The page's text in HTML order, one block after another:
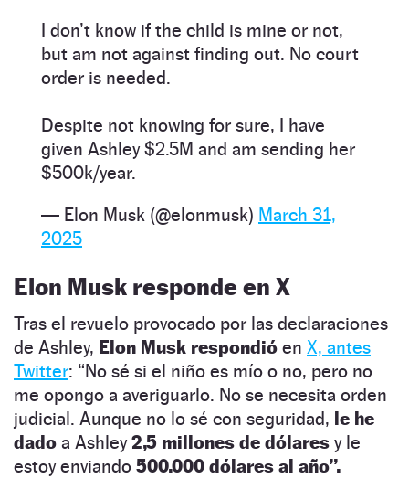
I don’t know if the child is mine or not,
but am not against finding out. No court
order is needed.
Despite not knowing for sure, I have
given Ashley $2.5M and am sending her
$500k/year.
— Elon Musk (@elonmusk) March 31,
2025
Elon Musk responde en X
Tras el revuelo provocado por las declaraciones
de Ashley, Elon Musk respondió en X, antes
Twitter: “No sé si el niño es mío o no, pero no
me opongo a averiguarlo. No se necesita orden
judicial. Aunque no lo sé con seguridad, le he
dado a Ashley2,5 millones de dólares y le
estoy enviando 500.000 dólares al año”.